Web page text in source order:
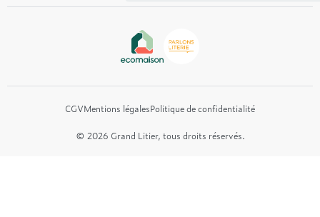
CGVMentions légalesPolitique de confidentialité
© 2026 Grand Litier, tous droits réservés.